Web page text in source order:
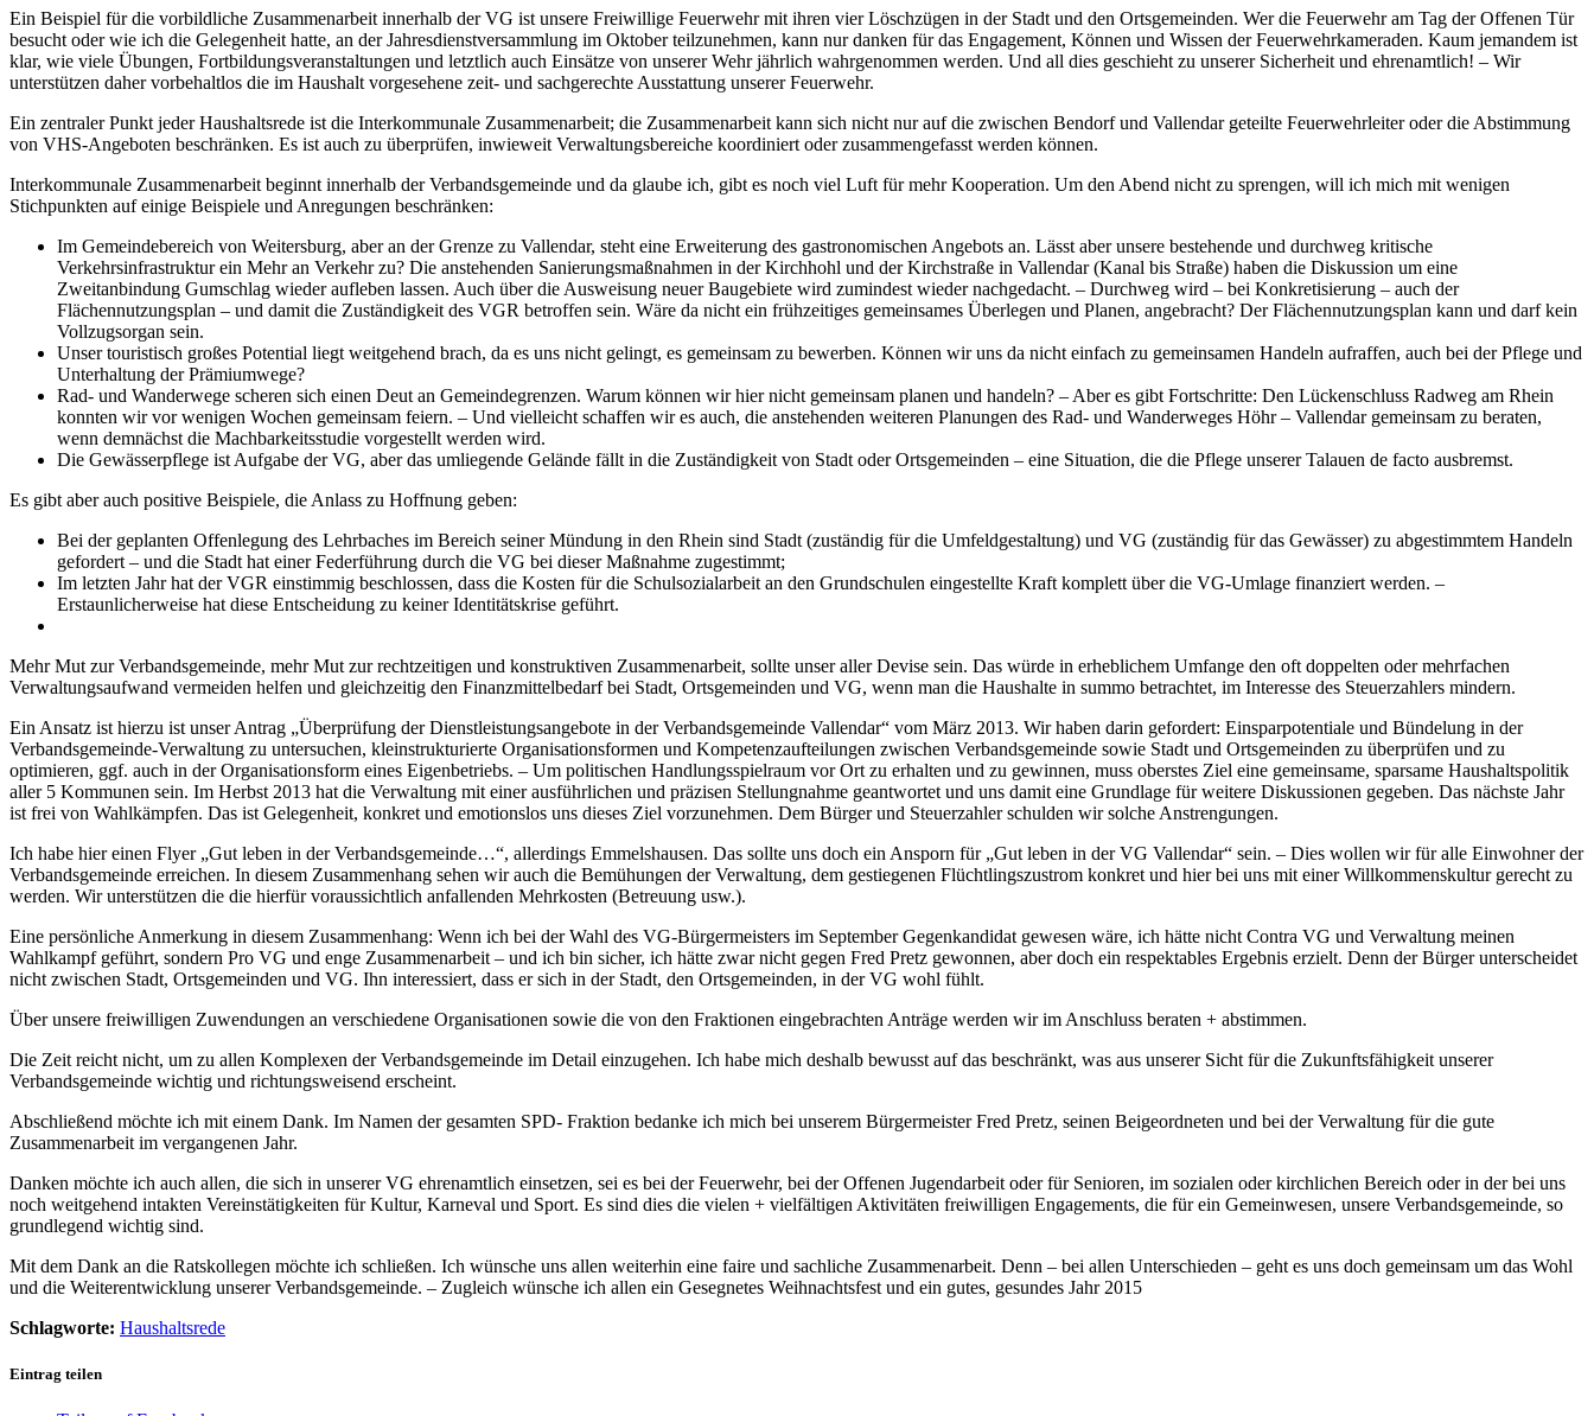
Ein Beispiel für die vorbildliche Zusammenarbeit innerhalb der VG ist unsere Freiwillige Feuerwehr mit ihren vier Löschzügen in der Stadt und den Ortsgemeinden. Wer die Feuerwehr am Tag der Offenen Tür
besucht oder wie ich die Gelegenheit hatte, an der Jahresdienstversammlung im Oktober teilzunehmen, kann nur danken für das Engagement, Können und Wissen der Feuerwehrkameraden. Kaum jemandem ist
klar, wie viele Übungen, Fortbildungsveranstaltungen und letztlich auch Einsätze von unserer Wehr jährlich wahrgenommen werden. Und all dies geschieht zu unserer Sicherheit und ehrenamtlich! – Wir
unterstützen daher vorbehaltlos die im Haushalt vorgesehene zeit- und sachgerechte Ausstattung unserer Feuerwehr.
Ein zentraler Punkt jeder Haushaltsrede ist die Interkommunale Zusammenarbeit; die Zusammenarbeit kann sich nicht nur auf die zwischen Bendorf und Vallendar geteilte Feuerwehrleiter oder die Abstimmung
von VHS-Angeboten beschränken. Es ist auch zu überprüfen, inwieweit Verwaltungsbereiche koordiniert oder zusammengefasst werden können.
Interkommunale Zusammenarbeit beginnt innerhalb der Verbandsgemeinde und da glaube ich, gibt es noch viel Luft für mehr Kooperation. Um den Abend nicht zu sprengen, will ich mich mit wenigen
Stichpunkten auf einige Beispiele und Anregungen beschränken:
Im Gemeindebereich von Weitersburg, aber an der Grenze zu Vallendar, steht eine Erweiterung des gastronomischen Angebots an. Lässt aber unsere bestehende und durchweg kritische
Verkehrsinfrastruktur ein Mehr an Verkehr zu? Die anstehenden Sanierungsmaßnahmen in der Kirchhohl und der Kirchstraße in Vallendar (Kanal bis Straße) haben die Diskussion um eine
Zweitanbindung Gumschlag wieder aufleben lassen. Auch über die Ausweisung neuer Baugebiete wird zumindest wieder nachgedacht. – Durchweg wird – bei Konkretisierung – auch der
Flächennutzungsplan – und damit die Zuständigkeit des VGR betroffen sein. Wäre da nicht ein frühzeitiges gemeinsames Überlegen und Planen, angebracht? Der Flächennutzungsplan kann und darf kein
Vollzugsorgan sein.
Unser touristisch großes Potential liegt weitgehend brach, da es uns nicht gelingt, es gemeinsam zu bewerben. Können wir uns da nicht einfach zu gemeinsamen Handeln aufraffen, auch bei der Pflege und
Unterhaltung der Prämiumwege?
Rad- und Wanderwege scheren sich einen Deut an Gemeindegrenzen. Warum können wir hier nicht gemeinsam planen und handeln? – Aber es gibt Fortschritte: Den Lückenschluss Radweg am Rhein
konnten wir vor wenigen Wochen gemeinsam feiern. – Und vielleicht schaffen wir es auch, die anstehenden weiteren Planungen des Rad- und Wanderweges Höhr – Vallendar gemeinsam zu beraten,
wenn demnächst die Machbarkeitsstudie vorgestellt werden wird.
Die Gewässerpflege ist Aufgabe der VG, aber das umliegende Gelände fällt in die Zuständigkeit von Stadt oder Ortsgemeinden – eine Situation, die die Pflege unserer Talauen de facto ausbremst.
Es gibt aber auch positive Beispiele, die Anlass zu Hoffnung geben:
Bei der geplanten Offenlegung des Lehrbaches im Bereich seiner Mündung in den Rhein sind Stadt (zuständig für die Umfeldgestaltung) und VG (zuständig für das Gewässer) zu abgestimmtem Handeln
gefordert – und die Stadt hat einer Federführung durch die VG bei dieser Maßnahme zugestimmt;
Im letzten Jahr hat der VGR einstimmig beschlossen, dass die Kosten für die Schulsozialarbeit an den Grundschulen eingestellte Kraft komplett über die VG-Umlage finanziert werden. –
Erstaunlicherweise hat diese Entscheidung zu keiner Identitätskrise geführt.
Mehr Mut zur Verbandsgemeinde, mehr Mut zur rechtzeitigen und konstruktiven Zusammenarbeit, sollte unser aller Devise sein. Das würde in erheblichem Umfange den oft doppelten oder mehrfachen
Verwaltungsaufwand vermeiden helfen und gleichzeitig den Finanzmittelbedarf bei Stadt, Ortsgemeinden und VG, wenn man die Haushalte in summo betrachtet, im Interesse des Steuerzahlers mindern.
Ein Ansatz ist hierzu ist unser Antrag „Überprüfung der Dienstleistungsangebote in der Verbandsgemeinde Vallendar“ vom März 2013. Wir haben darin gefordert: Einsparpotentiale und Bündelung in der
Verbandsgemeinde-Verwaltung zu untersuchen, kleinstrukturierte Organisationsformen und Kompetenzaufteilungen zwischen Verbandsgemeinde sowie Stadt und Ortsgemeinden zu überprüfen und zu
optimieren, ggf. auch in der Organisationsform eines Eigenbetriebs. – Um politischen Handlungsspielraum vor Ort zu erhalten und zu gewinnen, muss oberstes Ziel eine gemeinsame, sparsame Haushaltspolitik
aller 5 Kommunen sein. Im Herbst 2013 hat die Verwaltung mit einer ausführlichen und präzisen Stellungnahme geantwortet und uns damit eine Grundlage für weitere Diskussionen gegeben. Das nächste Jahr
ist frei von Wahlkämpfen. Das ist Gelegenheit, konkret und emotionslos uns dieses Ziel vorzunehmen. Dem Bürger und Steuerzahler schulden wir solche Anstrengungen.
Ich habe hier einen Flyer „Gut leben in der Verbandsgemeinde…“, allerdings Emmelshausen. Das sollte uns doch ein Ansporn für „Gut leben in der VG Vallendar“ sein. – Dies wollen wir für alle Einwohner der
Verbandsgemeinde erreichen. In diesem Zusammenhang sehen wir auch die Bemühungen der Verwaltung, dem gestiegenen Flüchtlingszustrom konkret und hier bei uns mit einer Willkommenskultur gerecht zu
werden. Wir unterstützen die die hierfür voraussichtlich anfallenden Mehrkosten (Betreuung usw.).
Eine persönliche Anmerkung in diesem Zusammenhang: Wenn ich bei der Wahl des VG-Bürgermeisters im September Gegenkandidat gewesen wäre, ich hätte nicht Contra VG und Verwaltung meinen
Wahlkampf geführt, sondern Pro VG und enge Zusammenarbeit – und ich bin sicher, ich hätte zwar nicht gegen Fred Pretz gewonnen, aber doch ein respektables Ergebnis erzielt. Denn der Bürger unterscheidet
nicht zwischen Stadt, Ortsgemeinden und VG. Ihn interessiert, dass er sich in der Stadt, den Ortsgemeinden, in der VG wohl fühlt.
Über unsere freiwilligen Zuwendungen an verschiedene Organisationen sowie die von den Fraktionen eingebrachten Anträge werden wir im Anschluss beraten + abstimmen.
Die Zeit reicht nicht, um zu allen Komplexen der Verbandsgemeinde im Detail einzugehen. Ich habe mich deshalb bewusst auf das beschränkt, was aus unserer Sicht für die Zukunftsfähigkeit unserer
Verbandsgemeinde wichtig und richtungsweisend erscheint.
Abschließend möchte ich mit einem Dank. Im Namen der gesamten SPD- Fraktion bedanke ich mich bei unserem Bürgermeister Fred Pretz, seinen Beigeordneten und bei der Verwaltung für die gute
Zusammenarbeit im vergangenen Jahr.
Danken möchte ich auch allen, die sich in unserer VG ehrenamtlich einsetzen, sei es bei der Feuerwehr, bei der Offenen Jugendarbeit oder für Senioren, im sozialen oder kirchlichen Bereich oder in der bei uns
noch weitgehend intakten Vereinstätigkeiten für Kultur, Karneval und Sport. Es sind dies die vielen + vielfältigen Aktivitäten freiwilligen Engagements, die für ein Gemeinwesen, unsere Verbandsgemeinde, so
grundlegend wichtig sind.
Mit dem Dank an die Ratskollegen möchte ich schließen. Ich wünsche uns allen weiterhin eine faire und sachliche Zusammenarbeit. Denn – bei allen Unterschieden – geht es uns doch gemeinsam um das Wohl
und die Weiterentwicklung unserer Verbandsgemeinde. – Zugleich wünsche ich allen ein Gesegnetes Weihnachtsfest und ein gutes, gesundes Jahr 2015
Schlagworte: Haushaltsrede
Eintrag teilen